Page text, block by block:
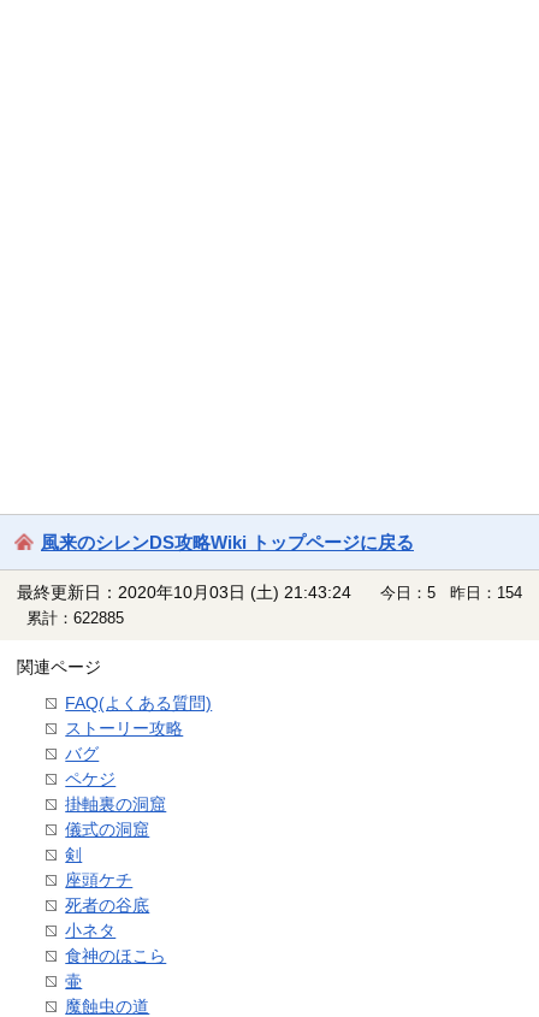
風来のシレンDS攻略Wiki トップページに戻る
最終更新日：2020年10月03日 (土) 21:43:24
今日：5 昨日：154
累計：622885
関連ページ
FAQ(よくある質問)
ストーリー攻略
バグ
ペケジ
掛軸裏の洞窟
儀式の洞窟
剣
座頭ケチ
死者の谷底
小ネタ
食神のほこら
壷
魔蝕虫の道